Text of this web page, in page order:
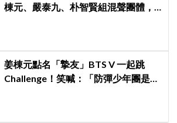
棟元、嚴泰九、朴智賢組混聲團體，
姜棟元點名「摯友」BTS V 一起跳
Challenge！笑喊：「防彈少年團是國